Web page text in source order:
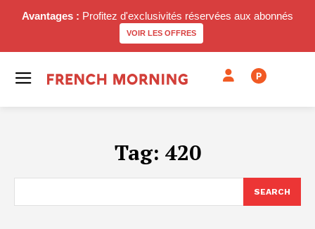
Avantages : Profitez d'exclusivités réservées aux abonnés
VOIR LES OFFRES
P
Tag: 420
SEARCH